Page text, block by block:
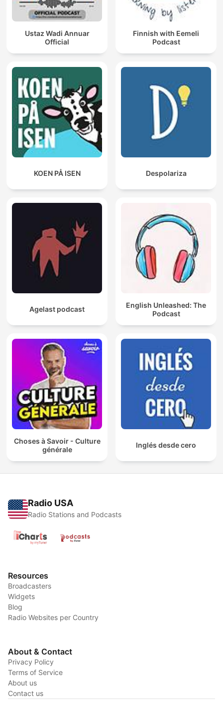
Ustaz Wadi Annuar
Official
Finnish with Eemeli
Podcast
KOEN PÅ ISEN Despolariza
Agelast podcast
English Unleashed: The
Podcast
Choses à Savoir - Culture
générale
Inglés desde cero
Radio USA
Radio Stations and Podcasts
Resources
Broadcasters
Widgets
Blog
Radio Websites per Country
About & Contact
Privacy Policy
Terms of Service
About us
Contact us